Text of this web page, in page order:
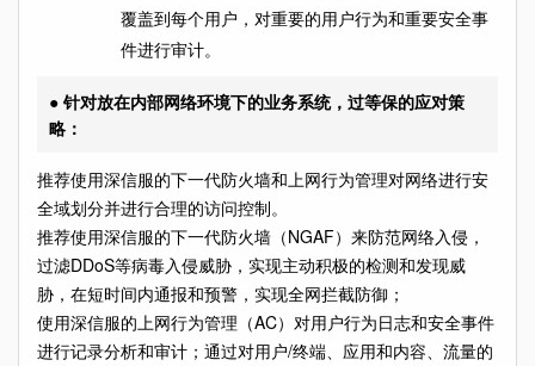
覆盖到每个用户，对重要的用户行为和重要安全事
件进行审计。
● 针对放在内部网络环境下的业务系统，过等保的应对策
略：
推荐使用深信服的下一代防火墙和上网行为管理对网络进行安
全域划分并进行合理的访问控制。
推荐使用深信服的下一代防火墙（NGAF）来防范网络入侵，
过滤DDoS等病毒入侵威胁，实现主动积极的检测和发现威
胁，在短时间内通报和预警，实现全网拦截防御；
使用深信服的上网行为管理（AC）对用户行为日志和安全事件
进行记录分析和审计；通过对用户/终端、应用和内容、流量的